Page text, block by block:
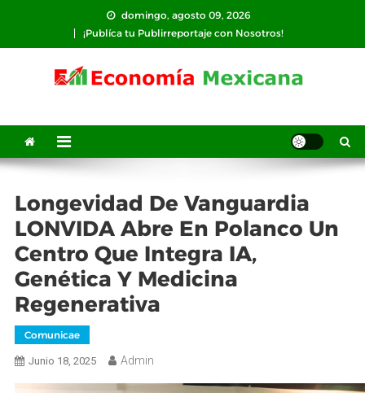
contenido
domingo, agosto 09, 2026
¡Publíca tu Publirreportaje con Nosotros!
Longevidad De Vanguardia
LONVIDA Abre En Polanco Un
Centro Que Integra IA,
Genética Y Medicina
Regenerativa
Comunicae
Junio 18, 2025 Admin